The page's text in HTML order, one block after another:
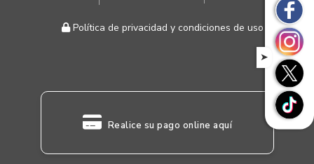
Política de privacidad y condiciones de uso
Realice su pago online aquí
➤